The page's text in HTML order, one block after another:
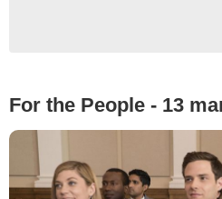
For the People - 13